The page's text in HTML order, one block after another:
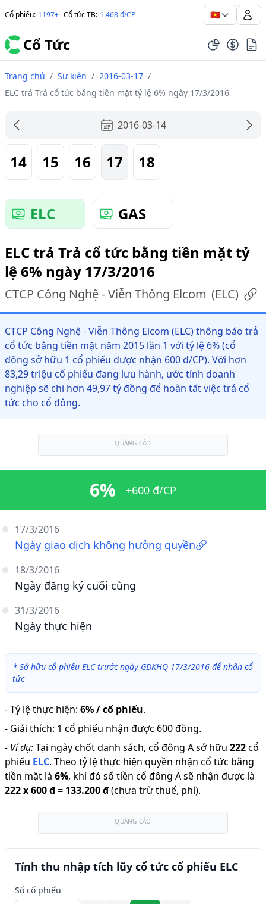
Cổ phiếu: 1197+ Cổ tức TB: 1.468 đ/CP 🇻🇳
Cổ Tức
Trang chủ / Sự kiện / 2016-03-17 /
ELC trả Trả cổ tức bằng tiền mặt tỷ lệ 6% ngày 17/3/2016
2016-03-14
14 15 16 17 18
ELC
GAS
ELC trả Trả cổ tức bằng tiền mặt tỷ
lệ 6% ngày 17/3/2016
CTCP Công Nghệ - Viễn Thông Elcom (ELC)
CTCP Công Nghệ - Viễn Thông Elcom (ELC) thông báo trả
cổ tức bằng tiền mặt năm 2015 lần 1 với tỷ lệ 6% (cổ
đông sở hữu 1 cổ phiếu được nhận 600 đ/CP). Với hơn
83,29 triệu cổ phiếu đang lưu hành, ước tính doanh
nghiệp sẽ chi hơn 49,97 tỷ đồng để hoàn tất việc trả cổ
tức cho cổ đông.
QUẢNG CÁO
17/3/2016
Ngày giao dịch không hưởng quyền
18/3/2016
Ngày đăng ký cuối cùng
31/3/2016
Ngày thực hiện
6% +600 đ/CP
* Sở hữu cổ phiếu ELC trước ngày GDKHQ 17/3/2016 để nhận cổ
tức
-Tỷ lệ thực hiện: 6% / cổ phiếu.
- Giải thích: 1 cổ phiếu nhận được 600 đồng.
- Ví dụ:Tại ngày chốt danh sách, cổ đông A sở hữu 222cổ
phiếu ELC. Theo tỷ lệ thực hiện quyền nhận cổ tức bằng
tiền mặt là 6%, khi đó số tiền cổ đông A sẽ nhận được là
222x600 đ= 133.200 đ(chưa trừ thuế, phí).
QUẢNG CÁO
Tính thu nhập tích lũy cổ tức cổ phiếu ELC
Số cổ phiếu